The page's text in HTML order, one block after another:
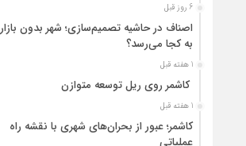
6 روز قبل
اصناف در حاشیه تصمیم‌سازی؛ شهر بدون بازار
به کجا می‌رسد؟
1 هفته قبل
کاشمر روی ریل توسعه متوازن
1 هفته قبل
کاشمر؛ عبور از بحران‌های شهری با نقشه راه
عملیاتی